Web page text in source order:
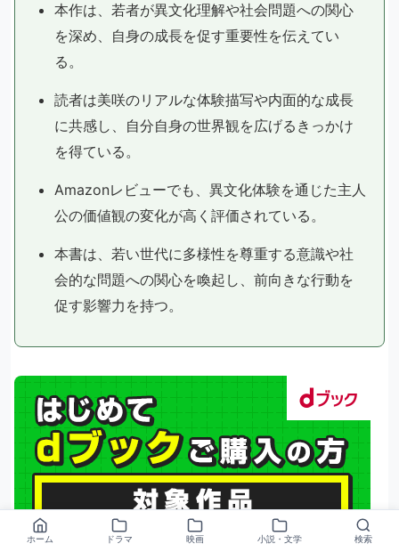
本作は、若者が異文化理解や社会問題への関心
を深め、自身の成長を促す重要性を伝えてい
る。
読者は美咲のリアルな体験描写や内面的な成長
に共感し、自分自身の世界観を広げるきっかけ
を得ている。
Amazonレビューでも、異文化体験を通じた主人
公の価値観の変化が高く評価されている。
本書は、若い世代に多様性を尊重する意識や社
会的な問題への関心を喚起し、前向きな行動を
促す影響力を持つ。
ホーム ドラマ 映画 小説・文学 検索